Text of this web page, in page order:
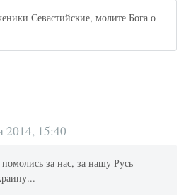
Севастийские, молите Бога о
2014, 15:40
за нас, за нашу Русь